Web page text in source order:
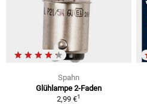
Spahn
Glühlampe 2-Faden
2,99 €1